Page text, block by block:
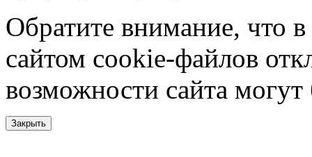
Обратите внимание, что в
сайтом cookie-файлов
возможности сайта
Закрыть